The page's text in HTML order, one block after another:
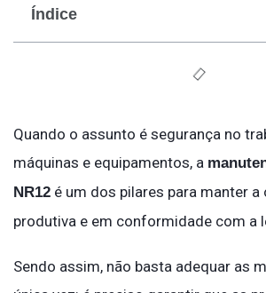
Índice
Quando o assunto é segurança no
máquinas e equipamentos, a
NR12 é um dos pilares para manter a
produtiva e em conformidade com a
Sendo assim, não basta adequar as